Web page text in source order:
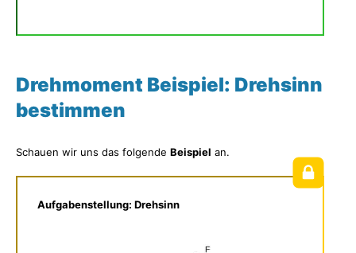
Drehmoment Beispiel: Drehsinn
bestimmen
Schauen wir uns das folgende Beispiel an.
Aufgabenstellung: Drehsinn